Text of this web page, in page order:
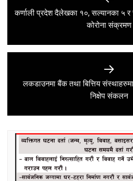
navigation
post:
कर्णाली प्रदेश दैलेखका १०, सल्यानका ५ र
कोरोना संक्रमण
Next
post:
लकडाउनमा बैंक तथा बित्तिय
निक्षेप संकलन